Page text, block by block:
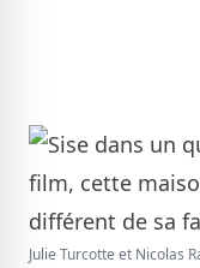
Julie Turcotte et Nicolas